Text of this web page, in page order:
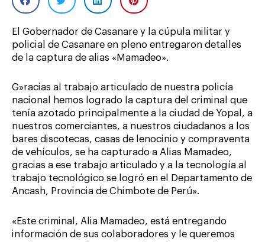
El Gobernador de Casanare y la cúpula militar y
policial de Casanare en pleno entregaron detalles
de la captura de alias «Mamadeo».
G»racias al trabajo articulado de nuestra policía
nacional hemos logrado la captura del criminal que
tenía azotado principalmente a la ciudad de Yopal, a
nuestros comerciantes, a nuestros ciudadanos a los
bares discotecas, casas de lenocinio y compraventa
de vehículos, se ha capturado a Alias Mamadeo,
gracias a ese trabajo articulado y a la tecnología al
trabajo tecnológico se logró en el Departamento de
Ancash, Provincia de Chimbote de Perú».
«Este criminal, Alia Mamadeo, está entregando
información de sus colaboradores y le queremos